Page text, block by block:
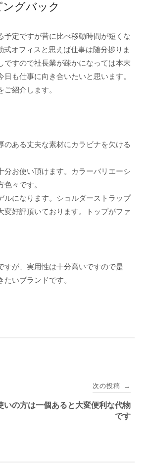
グバック
定ですが昔に比べ移動時間が短くな
オフィスと思えば仕事は随分捗りま
すので社長業が疎かになっては本末
も仕事に向き合いたいと思います。
紹介します。
ある丈夫な素材にカラビナを欠ける
お使い頂けます。カラーバリエーシ
々です。
ルになります。ショルダーストラップ
好評頂いております。トップがファ
すが、実用性は十分高いですので是
いブランドです。
次の投稿 →
いの方は一個あると大変便利な代物
です